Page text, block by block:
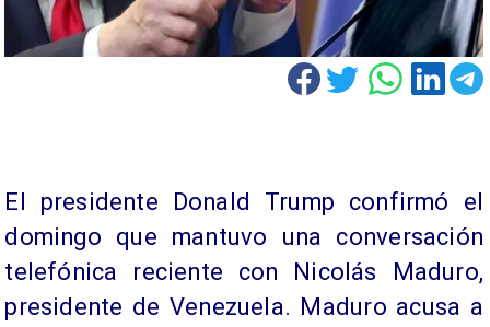
El presidente Donald Trump confirmó el
domingo que mantuvo una conversación
telefónica reciente con Nicolás Maduro,
presidente de Venezuela. Maduro acusa a